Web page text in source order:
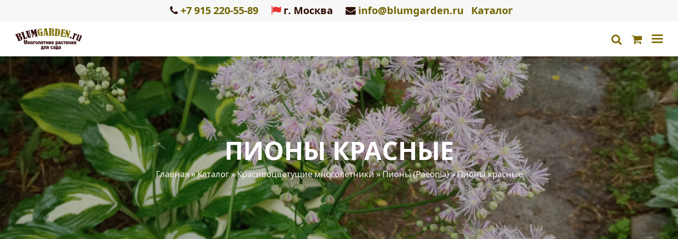
+7 915 220-55-89 г. Москва info@blumgarden.ru Каталог
searchКорзина
ПИОНЫ КРАСНЫЕ
Главная»Каталог»Красивоцветущие многолетники»Пионы (Paeonia)»Пионы красные